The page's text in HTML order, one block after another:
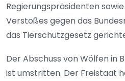
Regierungspräsidenten
Verstoßes gegen das
das Tierschutzgesetz
Der Abschuss von Wölfen in
ist umstritten. Der Freistaat